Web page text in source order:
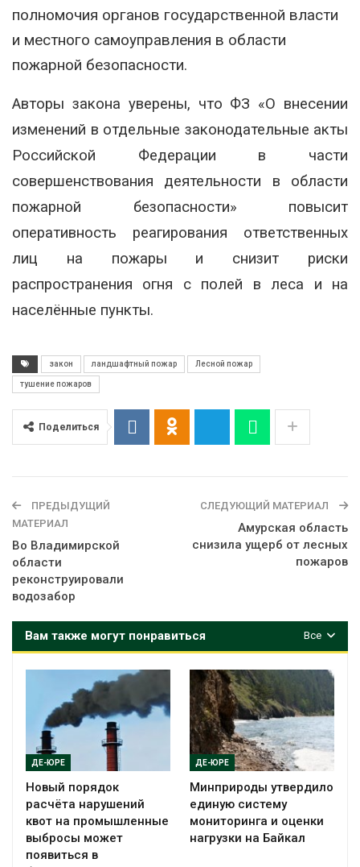
полномочия органов государственной власти
и местного самоуправления в области
пожарной безопасности.
Авторы закона уверены, что ФЗ «О внесении
изменений в отдельные законодательные акты
Российской Федерации в части
совершенствования деятельности в области
пожарной безопасности» повысит
оперативность реагирования ответственных
лиц на пожары и снизит риски
распространения огня с полей в леса и на
населённые пункты.
закон ландшафтный пожар Лесной пожар
тушение пожаров
Поделиться
ПРЕДЫДУЩИЙ
МАТЕРИАЛ
Во Владимирской
области
реконструировали
водозабор
СЛЕДУЮЩИЙ МАТЕРИАЛ
Амурская область
снизила ущерб от лесных
пожаров
Все
Вам также могут понравиться
ДЕ-ЮРЕ
Новый порядок
расчёта нарушений
квот на промышленные
выбросы может
появиться в
ДЕ-ЮРЕ
Минприроды утвердило
единую систему
мониторинга и оценки
нагрузки на Байкал